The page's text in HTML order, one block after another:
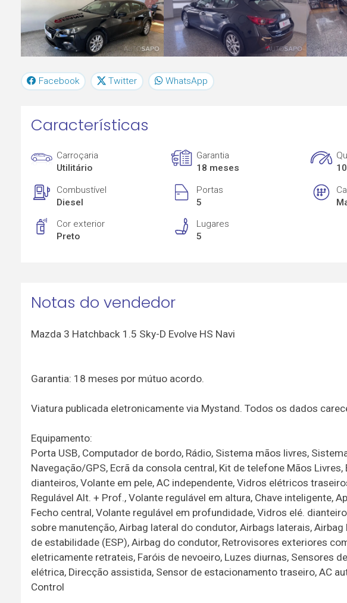
Facebook Twitter WhatsApp
Características
Carroçaria
Utilitário
Garantia
18 meses
Combustível
Diesel
Portas
5
Cor exterior
Preto
Lugares
5
Notas do vendedor
Mazda 3 Hatchback 1.5 Sky-D Evolve HS Navi
Garantia: 18 meses por mútuo acordo.
Viatura publicada eletronicamente via Mystand. Todos os dados
Equipamento:
Porta USB, Computador de bordo, Rádio, Sistema mãos livres,
Navegação/GPS, Ecrã da consola central, Kit de telefone Mãos
dianteiros, Volante em pele, AC independente, Vidros elétricos
Regulável Alt. + Prof., Volante regulável em altura, Chave inteligente,
Fecho central, Volante regulável em profundidade, Vidros elé.
sobre manutenção, Airbag lateral do condutor, Airbags laterais,
de estabilidade (ESP), Airbag do condutor, Retrovisores exteriores
eletricamente retrateis, Faróis de nevoeiro, Luzes diurnas, Sensores
elétrica, Direcção assistida, Sensor de estacionamento traseiro, AC
Control